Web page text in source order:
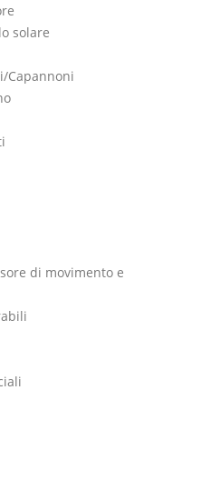
solare
Capannoni
di movimento e